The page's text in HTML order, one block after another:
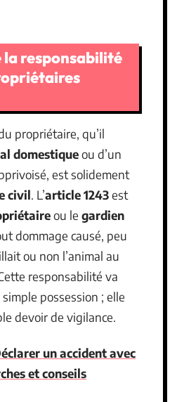
la responsabilité
propriétaire, qu’il
domestiqueou d’un
est solidement
civil. L’article 1243est
ou le gardien
dommage causé, peu
ou non l’animal au
responsabilité va
possession ; elle
devoir de vigilance.
un accident avec
et conseils